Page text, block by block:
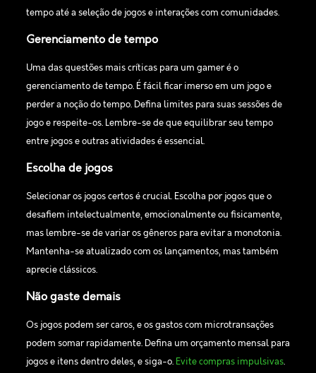
tempo até a seleção de jogos e interações com comunidades.
Gerenciamento de tempo
Uma das questões mais críticas para um gamer é o
gerenciamento de tempo. É fácil ficar imerso em um jogo e
perder a noção do tempo. Defina limites para suas sessões de
jogo e respeite-os. Lembre-se de que equilibrar seu tempo
entre jogos e outras atividades é essencial.
Escolha de jogos
Selecionar os jogos certos é crucial. Escolha por jogos que o
desafiem intelectualmente, emocionalmente ou fisicamente,
mas lembre-se de variar os gêneros para evitar a monotonia.
Mantenha-se atualizado com os lançamentos, mas também
aprecie clássicos.
Não gaste demais
Os jogos podem ser caros, e os gastos com microtransações
podem somar rapidamente. Defina um orçamento mensal para
jogos e itens dentro deles, e siga-o. Evite compras impulsivas.